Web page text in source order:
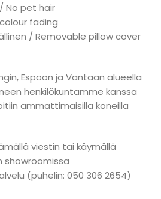
No pet hair
fading
/ Removable pillow cover
Espoon ja Vantaan alueella
henkilökuntamme kanssa
ammattimaisilla koneilla
viestin tai käymällä
showroomissa
(puhelin: 050 306 2654)